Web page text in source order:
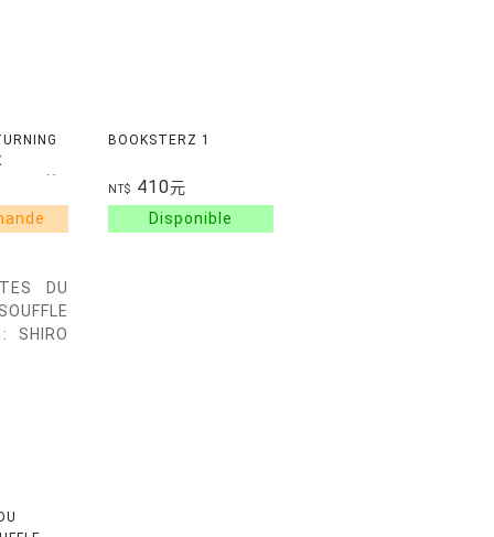
1 神
BOOKSTERZ 1
NT$ 410元